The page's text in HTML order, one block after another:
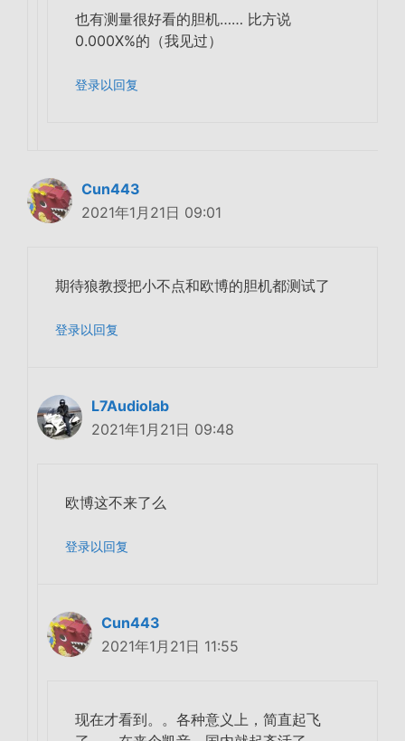
也有测量很好看的胆机…… 比方说
0.000X%的（我见过）
登录以回复
Cun443
2021年1月21日 09:01
期待狼教授把小不点和欧博的胆机都测试了
登录以回复
L7Audiolab
2021年1月21日 09:48
欧博这不来了么
登录以回复
Cun443
2021年1月21日 11:55
现在才看到。。各种意义上，简直起飞